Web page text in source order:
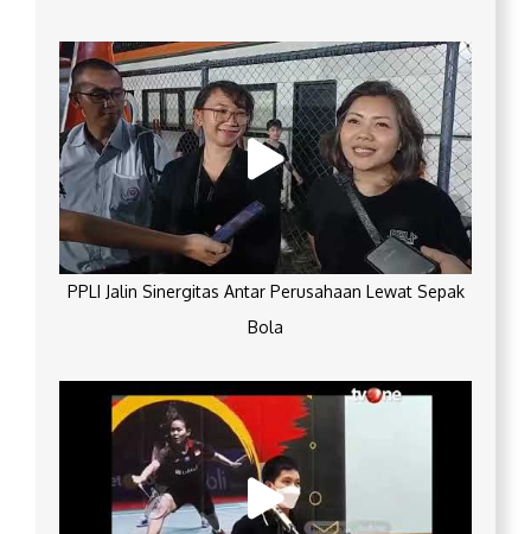
PPLI Jalin Sinergitas Antar Perusahaan Lewat Sepak
Bola